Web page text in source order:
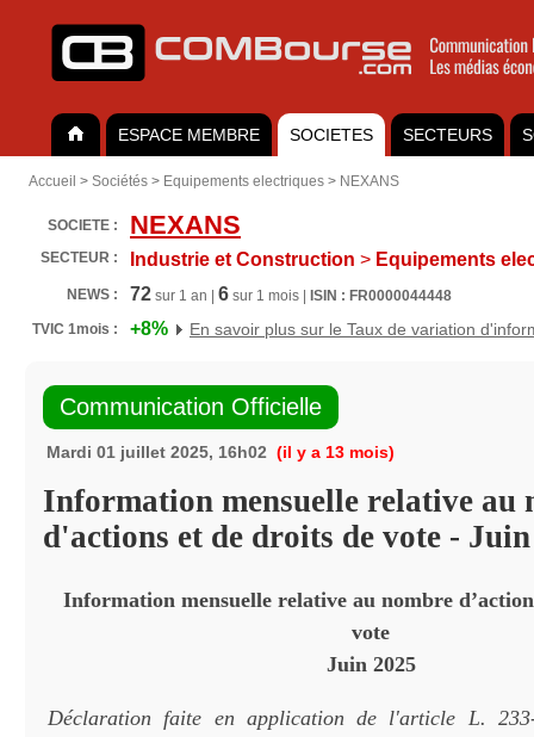
ESPACE MEMBRE SOCIETES SECTEURS
Accueil > Sociétés > Equipements electriques > NEXANS
SOCIETE : NEXANS
SECTEUR : Industrie et Construction > Equipements
NEWS : 72 sur 1 an | 6 sur 1 mois |
ISIN : FR0000044448
TVIC 1mois :
+8% En savoir plus sur le Taux de variation
Communication Officielle
Mardi 01 juillet 2025, 16h02 (il y a 13 mois)
Information mensuelle relative au
d'actions et de droits de vote -
Information mensuelle relative au nombre
vote
Juin 2025
Déclaration faite en application de l'article L.